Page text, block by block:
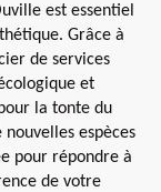
est essentiel
Grâce à
de services
et
la tonte du
espèces
pour répondre à
de votre